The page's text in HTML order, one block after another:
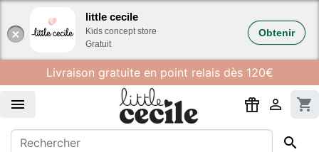
little cecile
Kids concept store
Gratuit
Obtenir
Livraison gratuite en point relais dès 120€
  shopping_cart
